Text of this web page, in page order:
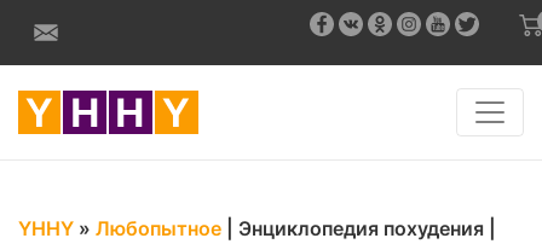
YHHY » Любопытное Энциклопедия похудения